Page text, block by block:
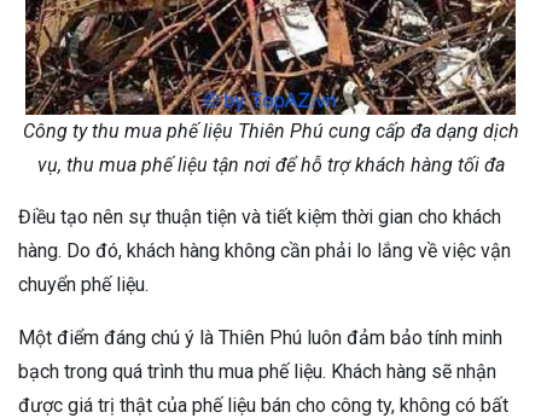
Công ty thu mua phế liệu Thiên Phú cung cấp đa dạng dịch
vụ, thu mua phế liệu tận nơi để hỗ trợ khách hàng tối đa
Điều tạo nên sự thuận tiện và tiết kiệm thời gian cho khách
hàng. Do đó, khách hàng không cần phải lo lắng về việc vận
chuyển phế liệu.
Một điểm đáng chú ý là Thiên Phú luôn đảm bảo tính minh
bạch trong quá trình thu mua phế liệu. Khách hàng sẽ nhận
được giá trị thật của phế liệu bán cho công ty, không có bất